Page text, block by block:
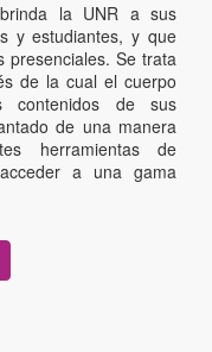
la UNR a sus
y estudiantes, y que
presenciales. Se trata
de la cual el cuerpo
contenidos de sus
de una manera
herramientas de
a una gama